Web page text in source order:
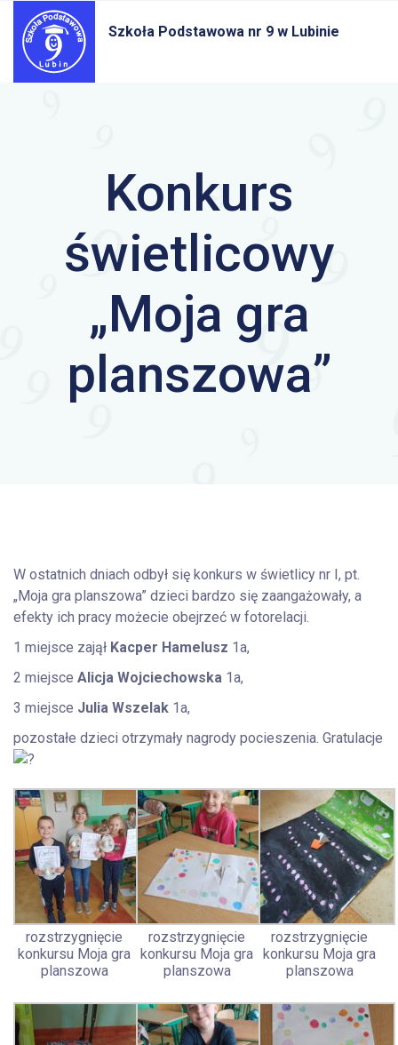
Szkoła Podstawowa nr 9 w Lubinie
Konkurs
świetlicowy
„Moja gra
planszowa”
W ostatnich dniach odbył się konkurs w świetlicy nr I, pt.
„Moja gra planszowa” dzieci bardzo się zaangażowały, a
efekty ich pracy możecie obejrzeć w fotorelacji.
1 miejsce zajął Kacper Hamelusz 1a,
2 miejsce Alicja Wojciechowska 1a,
3 miejsce Julia Wszelak 1a,
pozostałe dzieci otrzymały nagrody pocieszenia. Gratulacje
rozstrzygnięcie
konkursu Moja gra
planszowa
rozstrzygnięcie
konkursu Moja gra
planszowa
rozstrzygnięcie
konkursu Moja gra
planszowa